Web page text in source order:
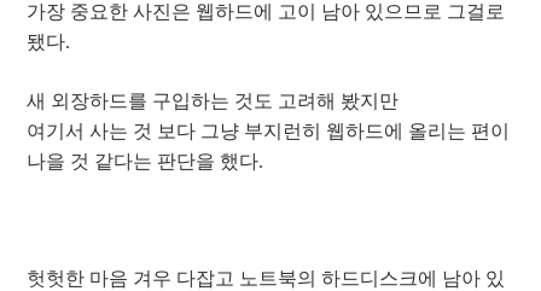
가장 중요한 사진은 웹하드에 고이 남아 있으므로 그걸로
됐다.
새 외장하드를 구입하는 것도 고려해 봤지만
여기서 사는 것 보다 그냥 부지런히 웹하드에 올리는 편이
나을 것 같다는 판단을 했다.
헛헛한 마음 겨우 다잡고 노트북의 하드디스크에 남아 있